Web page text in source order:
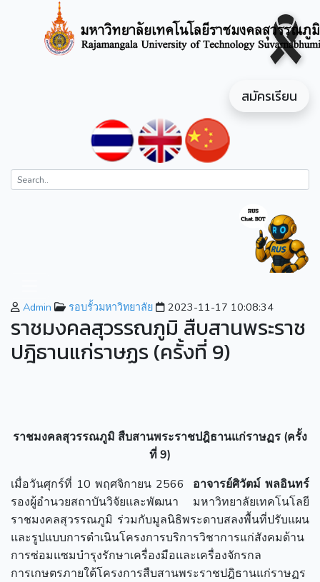
สมัครเรียน
Admin รอบรั้วมหาวิทยาลัย 2023-11-17 10:08:34
ราชมงคลสุวรรณภูมิ สืบสานพระราช
ปฎิธานแก่ราษฏร (ครั้งที่ 9)
ราชมงคลสุวรรณภูมิ สืบสานพระราชปฎิธานแก่ราษฏร (ครั้ง
ที่ 9)
เมื่อวันศุกร์ที่ 10 พฤศจิกายน 2566 อาจารย์ศิวัตม์ พลอินทร์
รองผู้อำนวยสถาบันวิจัยและพัฒนา มหาวิทยาลัยเทคโนโลยี
ราชมงคลสุวรรณภูมิ ร่วมกับมูลนิธิพระดาบสลงพื้นที่ปรับแผน
และรูปแบบการดำเนินโครงการบริการวิชาการแก่สังคมด้าน
การซ่อมแซมบำรุงรักษาเครื่องมือและเครื่องจักรกล
การเกษตรภายใต้โครงการสืบสานพระราชปฎิธานแก่ราษฏร